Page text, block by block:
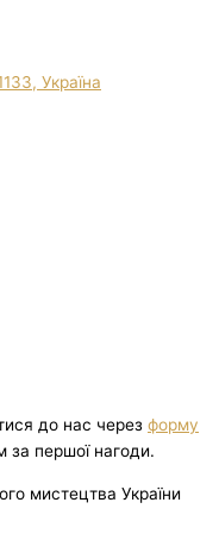
Україна
до нас через форму
за першої нагоди.
мистецтва України